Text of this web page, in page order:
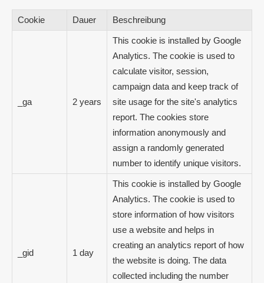
Cookie Dauer Beschreibung
_ga 2 years
This cookie is installed by Google
Analytics. The cookie is used to
calculate visitor, session,
campaign data and keep track of
site usage for the site's analytics
report. The cookies store
information anonymously and
assign a randomly generated
number to identify unique visitors.
_gid 1 day
This cookie is installed by Google
Analytics. The cookie is used to
store information of how visitors
use a website and helps in
creating an analytics report of how
the website is doing. The data
collected including the number